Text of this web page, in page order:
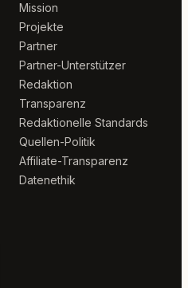
Mission
Projekte
Partner
Partner-Unterstützer
Redaktion
Transparenz
Redaktionelle Standards
Quellen-Politik
Affiliate-Transparenz
Datenethik